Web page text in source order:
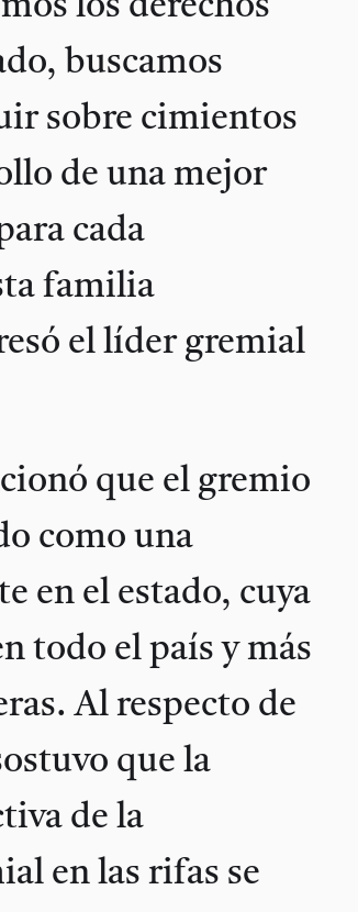
los derechos
buscamos
sobre cimientos
de una mejor
cada
familia
el líder gremial
que el gremio
como una
en el estado, cuya
todo el país y más
Al respecto de
que la
de la
en las rifas se